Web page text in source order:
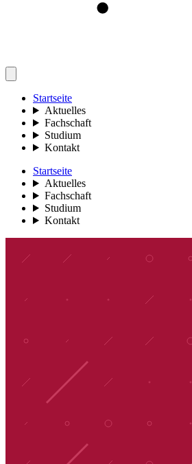
Startseite
Aktuelles
Fachschaft
Studium
Kontakt
Startseite
Aktuelles
Fachschaft
Studium
Kontakt